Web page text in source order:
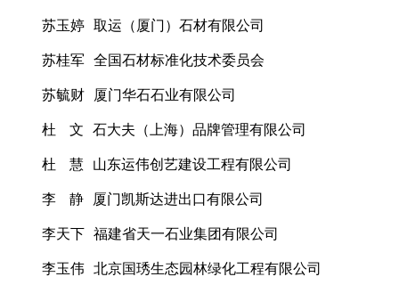
苏玉婷 取运（厦门）石材有限公司
苏桂军 全国石材标准化技术委员会
苏毓财 厦门华石石业有限公司
杜 文 石大夫（上海）品牌管理有限公司
杜 慧 山东运伟创艺建设工程有限公司
李 静 厦门凯斯达进出口有限公司
李天下 福建省天一石业集团有限公司
李玉伟 北京国琇生态园林绿化工程有限公司